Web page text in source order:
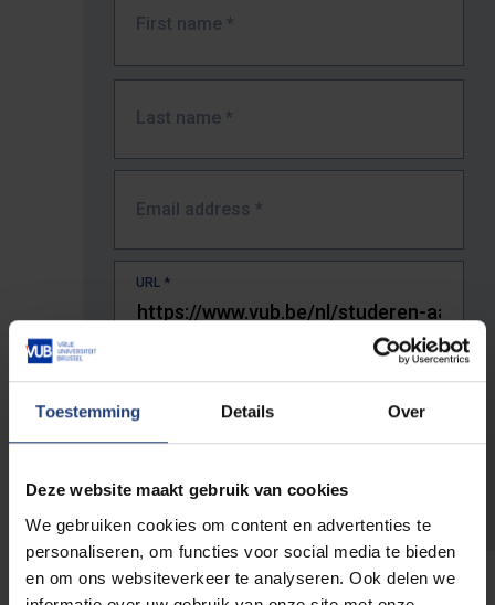
Toestemming Details Over
Deze website maakt gebruik van cookies
We gebruiken cookies om content en advertenties te
personaliseren, om functies voor social media te bieden
en om ons websiteverkeer te analyseren. Ook delen we
First name *
Last name *
Email address *
URL *
The full URL of the page where you encountered the error.